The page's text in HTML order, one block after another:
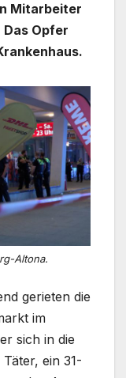
Mitarbeiter
Opfer
Altona.
gerieten die
im
sich in die
ein 31-